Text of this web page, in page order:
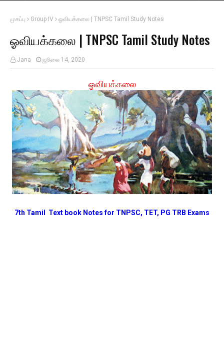
முகப்பு Group IV ஓவியக்கலை | TNPSC Tamil Study Notes
ஓவியக்கலை | TNPSC Tamil Study Notes
Jana ஜூலை 14, 2020
ஓவியக்கலை
7th Tamil Text book Notes for TNPSC, TET, PG TRB Exams